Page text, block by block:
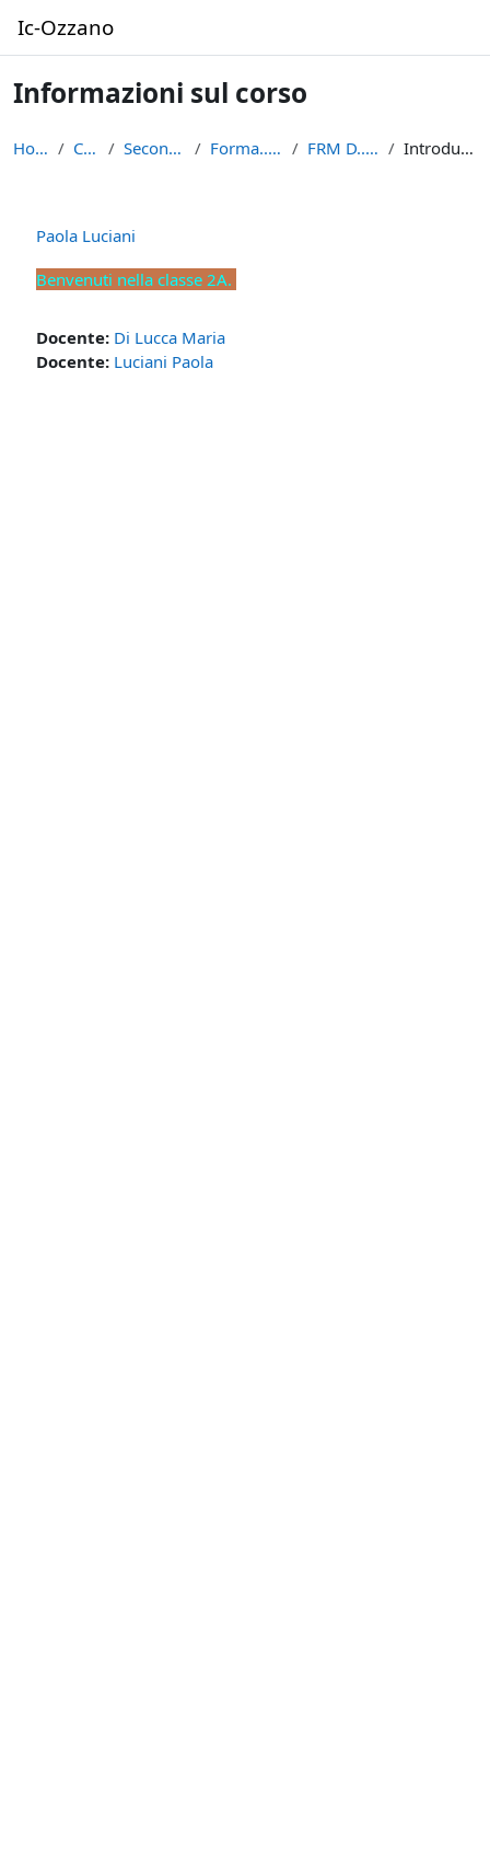
Ic-Ozzano
Informazioni sul corso
Home Corsi Secondaria Forma...centi FRM D...ciani Introduzione
Paola Luciani
Benvenuti nella classe 2A.
Docente: Di Lucca Maria
Docente: Luciani Paola